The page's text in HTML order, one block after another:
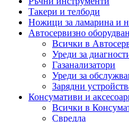
Такери и телбоди
Ножици за ламарина и
Автосервизно
Всички в
Уреди за
Газанализатори
Уреди за
Зарядни
Консумативи и
Всички в
Свредла